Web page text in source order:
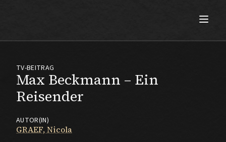
Max Beckmann – Ein
Reisender
TV-BEITRAG
AUTOR(IN)
GRAEF, Nicola